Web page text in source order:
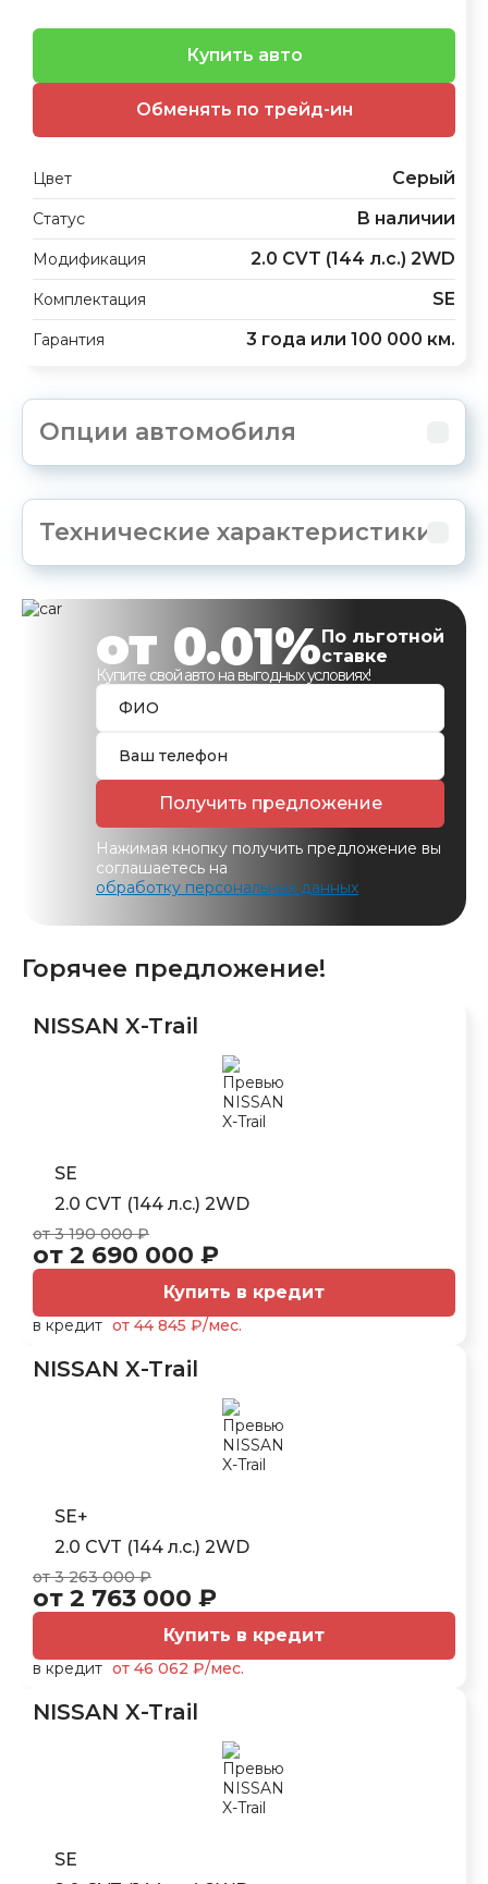
Обменять по трейд-ин
Купить авто
Цвет Серый
Статус В наличии
Модификация 2.0 CVT (144 л.с.) 2WD
Комплектация SE
Гарантия 3 года или 100 000 км.
Опции автомобиля
Технические характеристики
от 0.01%По льготной
ставке
Купите свой авто на выгодных условиях!
Получить предложение
Нажимая кнопку получить предложение вы
соглашаетесь на
обработку персональных данных
Горячее предложение!
NISSAN X-Trail
SE
2.0 CVT (144 л.с.) 2WD
от 3 190 000 ₽
от 2 690 000 ₽
Купить в кредит
в кредит от 44 845 ₽/мес.
NISSAN X-Trail
SE+
2.0 CVT (144 л.с.) 2WD
от 3 263 000 ₽
от 2 763 000 ₽
Купить в кредит
в кредит от 46 062 ₽/мес.
NISSAN X-Trail
SE